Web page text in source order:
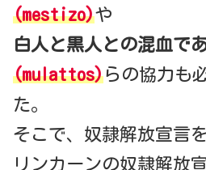
(mestizo)や
白人と黒人との混血で
(mulattos)らの協力も
た。
そこで、奴隷解放宣言
リンカーンの奴隷解放